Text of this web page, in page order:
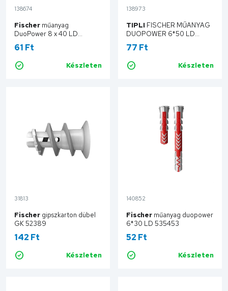
138674
Fischer műanyag
DuoPower 8 x 40 LD
535455
61 Ft
Készleten
Kosárba
138973
TIPLI FISCHER MŰANYAG
DUOPOWER 6*50 LD
(538240: utódterméke)
77 Ft
Készleten
Kosárba
31813
Fischer gipszkarton dübel
GK 52389
142 Ft
Készleten
Kosárba
140852
Fischer műanyag duopower
6*30 LD 535453
52 Ft
Készleten
Kosárba